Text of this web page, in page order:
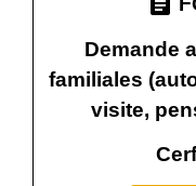
assignment
Demande
familiales
visite,